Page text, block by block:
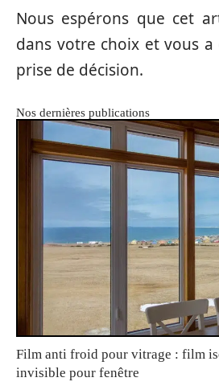
Nous espérons que cet
dans votre choix et vous
prise de décision.
Nos dernières publications
Film anti froid pour vitrage : film
invisible pour fenêtre